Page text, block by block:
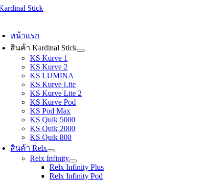
Skip
หน้าแรก
สินค้า Kardinal Stick
KS Kurve 1
KS Kurve 2
KS LUMINA
KS Kurve Lite
KS Kurve Lite 2
KS Kurve Pod
KS Pod Max
KS Quik 5000
KS Quik 2000
KS Quik 800
สินค้า Relx
Relx Infinity
Relx Infinity Plus
Relx Infinity Pod